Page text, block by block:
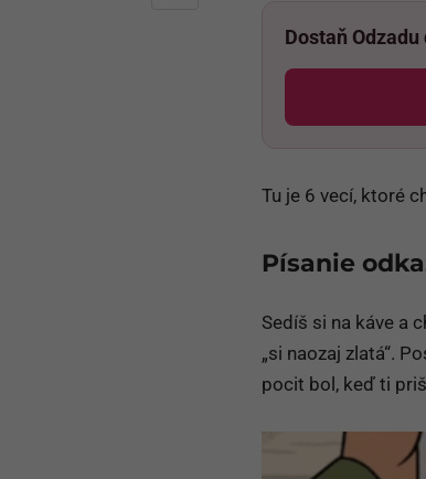
Dostaň
Tu je 6 vecí, ktoré
Písanie
Sedíš si na káve a
„si naozaj zlatá“.
pocit bol, keď ti